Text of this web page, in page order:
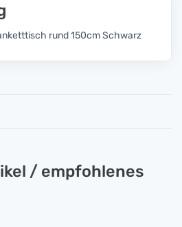
rund 150cm Schwarz
/ empfohlenes